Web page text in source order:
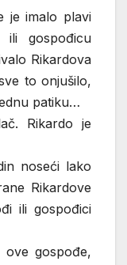
je imalo plavi
gospođicu
Rikardova
to onjušilo,
patiku…
Rikardo je
noseći lako
Rikardove
ili gospođici
gospođe,